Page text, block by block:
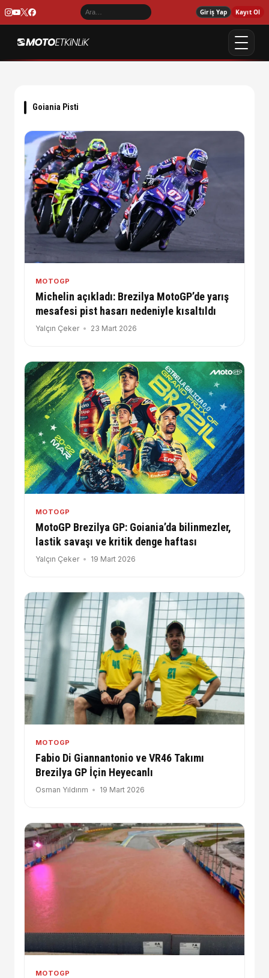
Giriş Yap Kayıt Ol
Goiania Pisti
MOTOGP
Michelin açıkladı: Brezilya MotoGP’de yarış
mesafesi pist hasarı nedeniyle kısaltıldı
Yalçın Çeker 23 Mart 2026
MOTOGP
MotoGP Brezilya GP: Goiania’da bilinmezler,
lastik savaşı ve kritik denge haftası
Yalçın Çeker 19 Mart 2026
MOTOGP
Fabio Di Giannantonio ve VR46 Takımı
Brezilya GP İçin Heyecanlı
Osman Yıldırım 19 Mart 2026
MOTOGP